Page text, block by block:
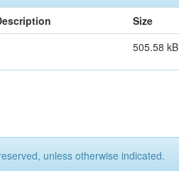
Size
505.58 kB
unless otherwise indicated.